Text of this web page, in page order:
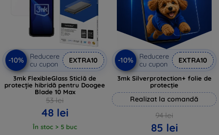
-10%
Reducere
cu cupon
EXTRA10
3mk FlexibleGlass Sticlă de
protecție hibridă pentru Doogee
Blade 10 Max
53 lei
48 lei
În stoc > 5 buc
-10%
Reducere
cu cupon
EXTRA10
3mk Silverprotection+ folie de
protecție
Realizat la comandă
94 lei
85 lei